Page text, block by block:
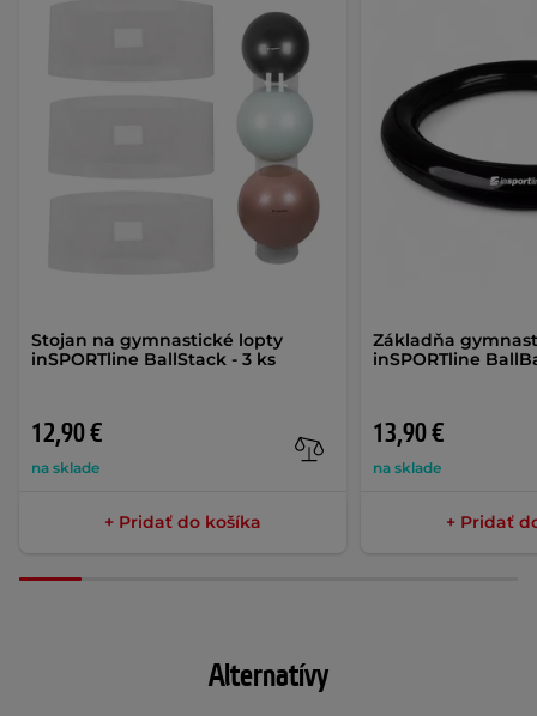
Stojan na gymnastické lopty
inSPORTline BallStack - 3 ks
12,90 €
na sklade
+ Pridať do košíka
Základňa
inSPORTline
13,90 €
na sklade
+ Pridať
Alternatívy